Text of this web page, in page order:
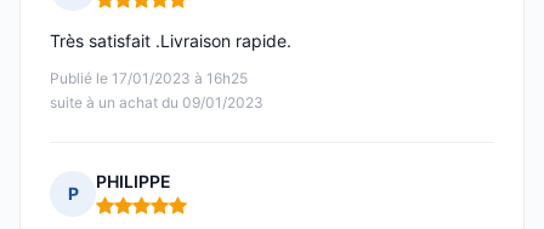
Note : 5 sur 5
Publié le 17/01/2023 à 16h25
suite à un achat du 09/01/2023
Très satisfait .Livraison rapide.
P
PHILIPPE
Note : 5 sur 5